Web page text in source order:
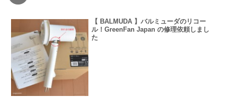
【 BALMUDA 】バルミューダのリコー
ル！GreenFan Japan の修理依頼しまし
た